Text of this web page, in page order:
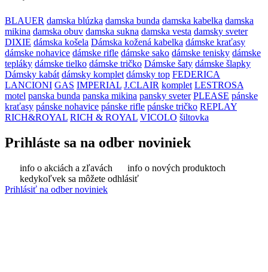
BLAUER damska blúzka damska bunda damska kabelka damska
mikina damska obuv damska sukna damska vesta damsky sveter
DIXIE dámska košela Dámska kožená kabelka dámske kraťasy
dámske nohavice dámske rifle dámske sako dámske tenisky dámske
tepláky dámske tielko dámske tričko Dámske šaty dámske šlapky
Dámsky kabát dámsky komplet dámsky top FEDERICA
LANCIONI GAS IMPERIAL J.CLAIR komplet LESTROSA
motel panska bunda panska mikina pansky sveter PLEASE pánske
kraťasy pánske nohavice pánske rifle pánske tričko REPLAY
RICH&ROYAL RICH & ROYAL VICOLO šiltovka
Prihláste sa na odber noviniek
info o akciách a zľavách
info o nových produktoch
kedykoľvek sa môžete odhlásiť
Prihlásiť na odber noviniek